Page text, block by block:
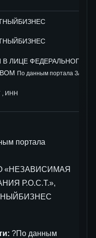
ЛИЦЕ ФЕДЕРАЛЬНОГО
По данным портала
, ИНН
портала
«НЕЗАВИСИМАЯ
Р.О.С.Т.»,
?По данным